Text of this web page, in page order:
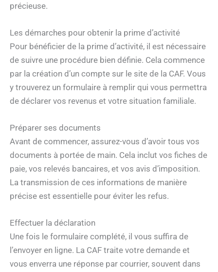
précieuse.
Les démarches pour obtenir la prime d’activité
Pour bénéficier de la prime d’activité, il est nécessaire
de suivre une procédure bien définie. Cela commence
par la création d’un compte sur le site de la CAF. Vous
y trouverez un formulaire à remplir qui vous permettra
de déclarer vos revenus et votre situation familiale.
Préparer ses documents
Avant de commencer, assurez-vous d’avoir tous vos
documents à portée de main. Cela inclut vos fiches de
paie, vos relevés bancaires, et vos avis d’imposition.
La transmission de ces informations de manière
précise est essentielle pour éviter les refus.
Effectuer la déclaration
Une fois le formulaire complété, il vous suffira de
l’envoyer en ligne. La CAF traite votre demande et
vous enverra une réponse par courrier, souvent dans